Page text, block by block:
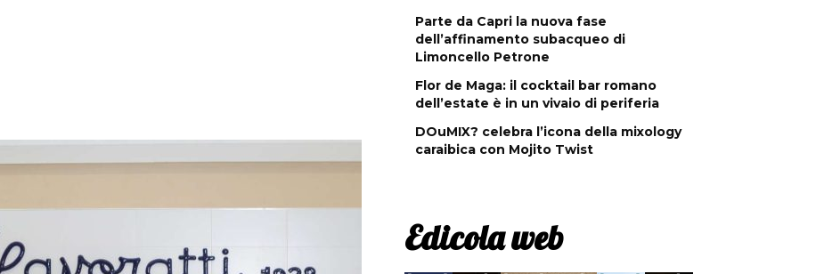
Parte da Capri la nuova fase
dell’affinamento subacqueo di
Limoncello Petrone
Flor de Maga: il cocktail bar romano
dell’estate è in un vivaio di periferia
DOuMIX? celebra l’icona della mixology
caraibica con Mojito Twist
Edicola web